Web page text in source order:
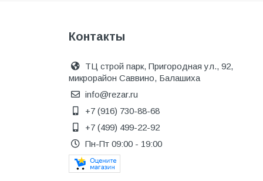
ДПК
Дренажные системы
Запорная арматура и
регулирующая
Изоляция
Инженерная сантехника
Инженерная сантехника и
инструменты
Контакты
ТЦ строй парк, Пригородная ул., 92,
микрорайон Саввино, Балашиха
info@rezar.ru
+7 (916) 730-88-68
+7 (499) 499-22-92
Пн-Пт 09:00 - 19:00